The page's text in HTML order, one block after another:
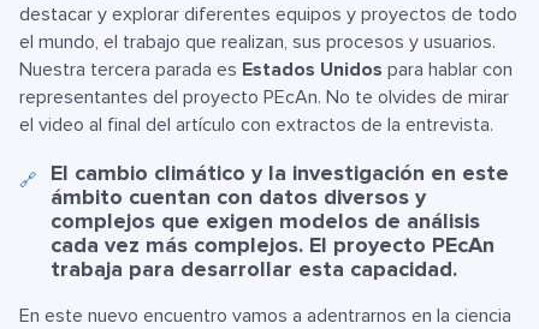
destacar y explorar diferentes equipos y proyectos de todo
el mundo, el trabajo que realizan, sus procesos y usuarios.
Nuestra tercera parada es Estados Unidos para hablar con
representantes del proyecto PEcAn. No te olvides de mirar
el video al final del artículo con extractos de la entrevista.
🔗
El cambio climático y la investigación en este
ámbito cuentan con datos diversos y
complejos que exigen modelos de análisis
cada vez más complejos. El proyecto PEcAn
trabaja para desarrollar esta capacidad.
En este nuevo encuentro vamos a adentrarnos en la ciencia